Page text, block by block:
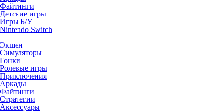
Файтинги
Детские игры
Игры Б/У
Nintendo Switch
Экшен
Симуляторы
Гонки
Ролевые игры
Приключения
Аркады
Файтинги
Стратегии
Аксессуары